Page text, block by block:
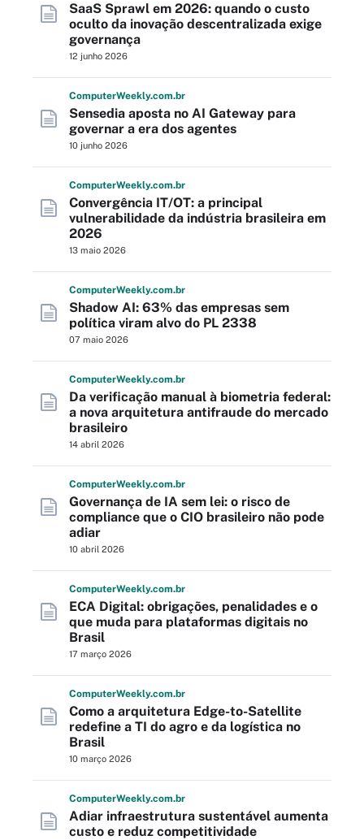
SaaS Sprawl em 2026: quando o custo
oculto da inovação descentralizada exige
governança
12 junho 2026
ComputerWeekly.com.br
Sensedia aposta no AI Gateway para
governar a era dos agentes
10 junho 2026
ComputerWeekly.com.br
Convergência IT/OT: a principal
vulnerabilidade da indústria brasileira em
2026
13 maio 2026
ComputerWeekly.com.br
Shadow AI: 63% das empresas sem
política viram alvo do PL 2338
07 maio 2026
ComputerWeekly.com.br
Da verificação manual à biometria federal:
a nova arquitetura antifraude do mercado
brasileiro
14 abril 2026
ComputerWeekly.com.br
Governança de IA sem lei: o risco de
compliance que o CIO brasileiro não pode
adiar
10 abril 2026
ComputerWeekly.com.br
ECA Digital: obrigações, penalidades e o
que muda para plataformas digitais no
Brasil
17 março 2026
ComputerWeekly.com.br
Como a arquitetura Edge-to-Satellite
redefine a TI do agro e da logística no
Brasil
10 março 2026
ComputerWeekly.com.br
Adiar infraestrutura sustentável aumenta
custo e reduz competitividade